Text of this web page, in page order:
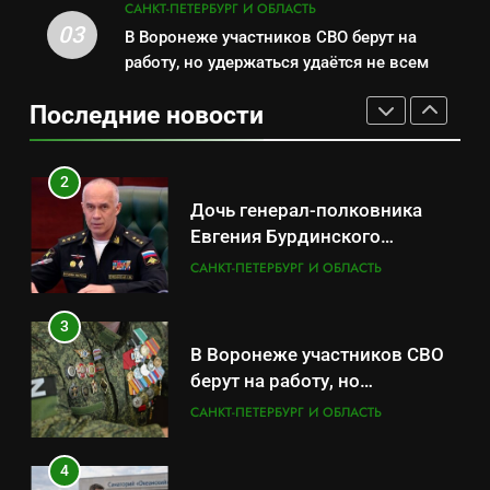
Евгения Бурдинского
оказывает платные услуги по
вопросам военной службы и
бронирования
3
удержаться удаётся не всем
САНКТ-ПЕТЕРБУРГ И ОБЛАСТЬ
4
санатории Владивостока
САНКТ-ПЕТЕРБУРГ И ОБЛАСТЬ
5
бронирования
03
САНКТ-ПЕТЕРБУРГ И ОБЛАСТЬ
В Воронеже участников СВО берут на
работу, но удержаться удаётся не всем
Последние новости
1
Минпромторг потребовал
данные о складах с военной
продукцией: предприятия
обратились в СК
САНКТ-ПЕТЕРБУРГ И ОБЛАСТЬ
2
Дочь генерал-полковника
Евгения Бурдинского
оказывает платные услуги по
САНКТ-ПЕТЕРБУРГ И ОБЛАСТЬ
3
В Воронеже участников СВО
берут на работу, но
удержаться удаётся не всем
САНКТ-ПЕТЕРБУРГ И ОБЛАСТЬ
4